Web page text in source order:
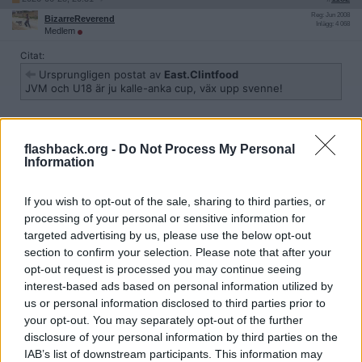
flashback.org - Do Not Process My Personal
Information
If you wish to opt-out of the sale, sharing to third parties, or
processing of your personal or sensitive information for
targeted advertising by us, please use the below opt-out
section to confirm your selection. Please note that after your
opt-out request is processed you may continue seeing
interest-based ads based on personal information utilized by
us or personal information disclosed to third parties prior to
your opt-out. You may separately opt-out of the further
disclosure of your personal information by third parties on the
IAB’s list of downstream participants. This information may
BizarreReverend
Medlem
Reg: Jun 2008
Inlägg: 4 068
Citat:
Ursprungligen postat av East.Clintfood
JVM och U18 är ju kalle-anka cup, väx upp svenne!
U18 saknar bredd och är dom mest profilfattigaste JVM/U18 vi
sett.
ur dessa senaste två åren (-Schaeffer/Celebrini/Helenius/Demidov
och Ryssland.) Problemet är att Nhl väljer att ta dom bästa
Nordamerikanska spelarna,samt nyckel spelare ur fler JVM för att
spela in dem via Ahl.
2026-06-29, 07:28 #1183
East.Clintfood
Medlem
Reg: Sep 2025
Citat: